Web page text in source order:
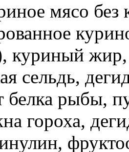
мясо без
куриный
сельдь,
белка рыбы,
гороха,